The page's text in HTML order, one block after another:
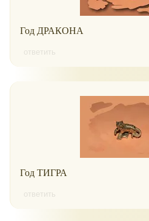
Год ДРАКОНА
ответить
Год ТИГРА
ответить